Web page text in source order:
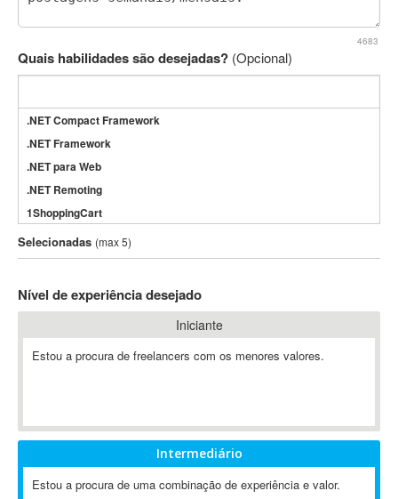
4683
Quais habilidades são desejadas? (Opcional)
.NET Compact Framework
.NET Framework
.NET para Web
.NET Remoting
1ShoppingCart
3DS Max
3GSM
802.11
A-GPS
ABAP
Abaqus
ABBYY FineReader
Selecionadas (max 5)
Nível de experiência desejado
Iniciante
Estou a procura de freelancers com os menores valores.
Intermediário
Estou a procura de uma combinação de experiência e valor.